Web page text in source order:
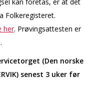
Folkeregisteret.
her. Prøvingsattesten er
(Den norske
senest 3 uker før